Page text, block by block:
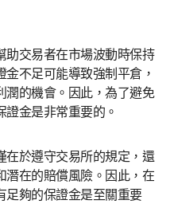
助交易者在市場波動時保持
不足可能導致強制平倉，
潤的機會。因此，為了避免
金是非常重要的。
在於遵守交易所的規定，還
潛在的賠償風險。因此，在
足夠的保證金是至關重要